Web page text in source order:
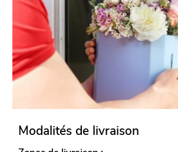
Modalités de livraison